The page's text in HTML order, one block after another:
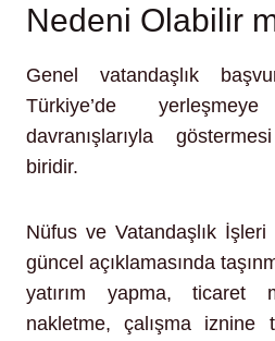
Nedeni Olabilir
Genel vatandaşlık
Türkiye’de
davranışlarıyla
biridir.
Nüfus ve Vatandaşlık
güncel açıklamasında
yatırım yapma, ticaret
nakletme, çalışma iznine